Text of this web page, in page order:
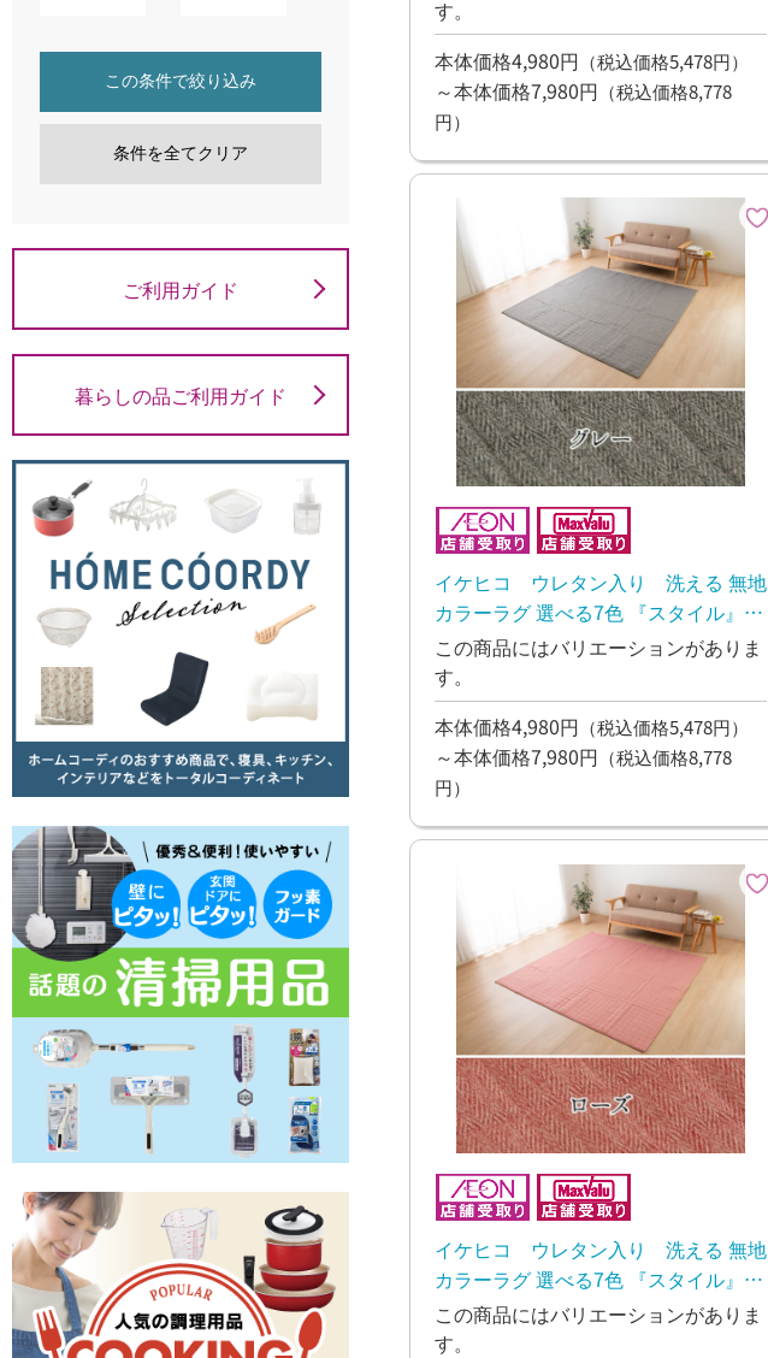
この条件で絞り込み
条件を全てクリア
ご利用ガイド
暮らしの品ご利用ガイド
す。
本体価格4,980円 （税込価格5,478円）
～本体価格7,980円 （税込価格8,778
円）
イケヒコ ウレタン入り 洗える 無地
カラーラグ 選べる7色 『スタイル』
グレー【10日~2週間後のお渡し】
この商品にはバリエーションがありま
す。
本体価格4,980円 （税込価格5,478円）
～本体価格7,980円 （税込価格8,778
円）
イケヒコ ウレタン入り 洗える 無地
カラーラグ 選べる7色 『スタイル』
ローズ【10日~2週間後のお渡し】
この商品にはバリエーションがありま
す。